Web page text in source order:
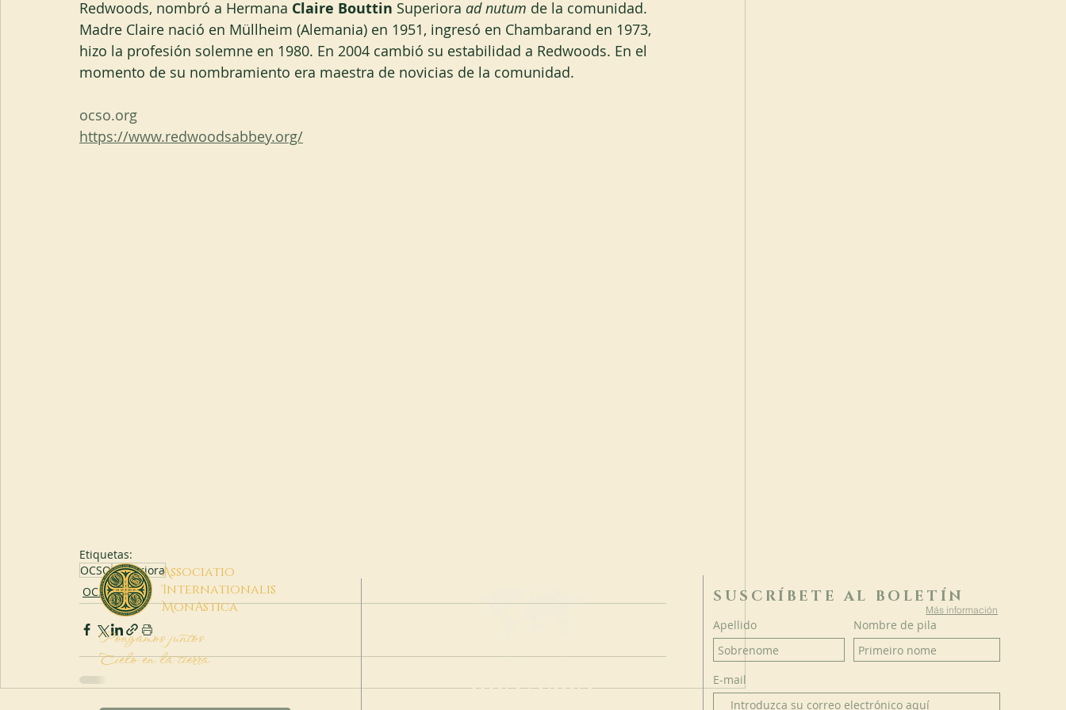
Redwoods, nombró a Hermana Claire Bouttin Superiora ad nutum de la comunidad.
Madre Claire nació en Müllheim (Alemania) en 1951, ingresó en Chambarand en 1973,
hizo la profesión solemne en 1980. En 2004 cambió su estabilidad a Redwoods. En el
momento de su nombramiento era maestra de novicias de la comunidad.
ocso.org
https://www.redwoodsabbey.org/
Etiquetas:
OCSOSuperiora
OCSO
Associatio
Internationalis
MonAstica
Pongamos juntos
Cielo en la tierra
DONACIÓN
SUSCRÍBETE AL BOLETÍN
Más información
Apellido Nombre de pila
E-mail